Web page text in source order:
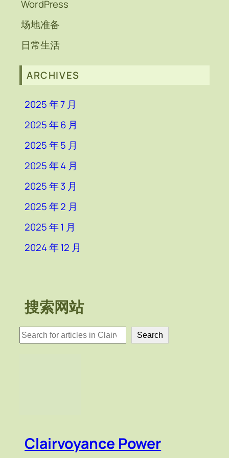
WordPress
场地准备
日常生活
ARCHIVES
2025 年 7 月
2025 年 6 月
2025 年 5 月
2025 年 4 月
2025 年 3 月
2025 年 2 月
2025 年 1 月
2024 年 12 月
搜索网站
検
索
Search
Clairvoyance Power